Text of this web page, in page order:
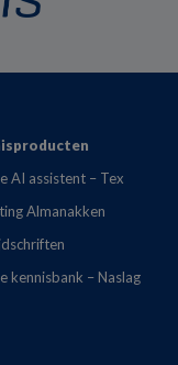
AI assistent – Tex
Almanakken
kennisbank – Naslag